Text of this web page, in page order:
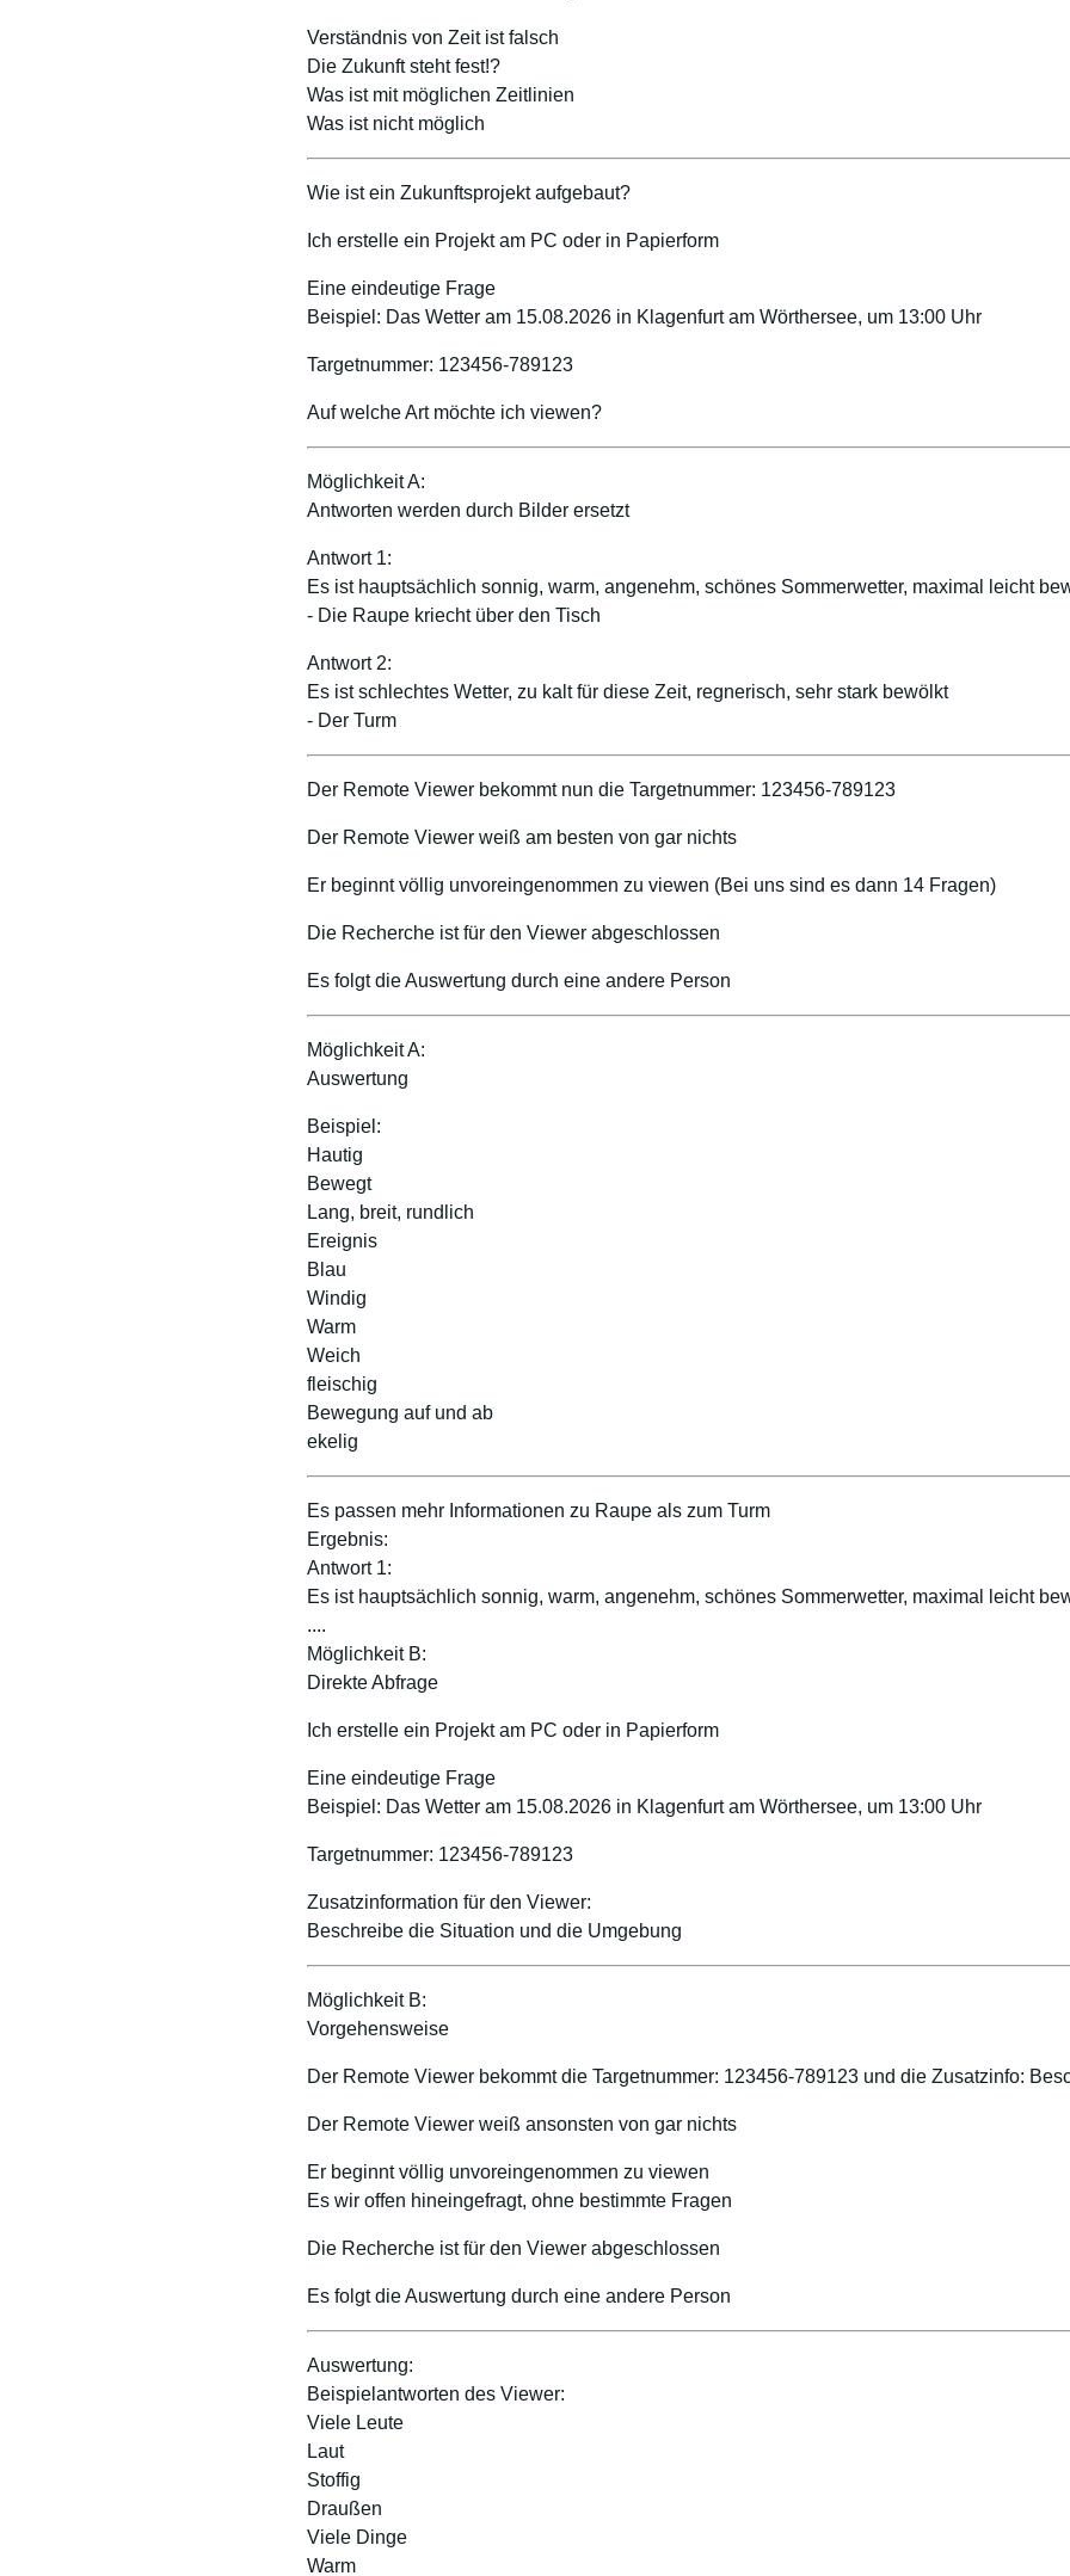
Verständnis von Zeit ist falsch
Die Zukunft steht fest!?
Was ist mit möglichen Zeitlinien
Was ist nicht möglich
Wie ist ein Zukunftsprojekt aufgebaut?
Ich erstelle ein Projekt am PC oder in Papierform
Eine eindeutige Frage
Beispiel: Das Wetter am 15.08.2026 in Klagenfurt am Wörthersee, um 13:00 Uhr
Targetnummer: 123456-789123
Auf welche Art möchte ich viewen?
Möglichkeit A:
Antworten werden durch Bilder ersetzt
Antwort 1:
Es ist hauptsächlich sonnig, warm, angenehm, schönes Sommerwetter, maximal leicht
- Die Raupe kriecht über den Tisch
Antwort 2:
Es ist schlechtes Wetter, zu kalt für diese Zeit, regnerisch, sehr stark bewölkt
- Der Turm
Der Remote Viewer bekommt nun die Targetnummer: 123456-789123
Der Remote Viewer weiß am besten von gar nichts
Er beginnt völlig unvoreingenommen zu viewen (Bei uns sind es dann 14 Fragen)
Die Recherche ist für den Viewer abgeschlossen
Es folgt die Auswertung durch eine andere Person
Möglichkeit A:
Auswertung
Beispiel:
Hautig
Bewegt
Lang, breit, rundlich
Ereignis
Blau
Windig
Warm
Weich
fleischig
Bewegung auf und ab
ekelig
Es passen mehr Informationen zu Raupe als zum Turm
Ergebnis:
Antwort 1:
Es ist hauptsächlich sonnig, warm, angenehm, schönes Sommerwetter, maximal leicht
....
Möglichkeit B:
Direkte Abfrage
Ich erstelle ein Projekt am PC oder in Papierform
Eine eindeutige Frage
Beispiel: Das Wetter am 15.08.2026 in Klagenfurt am Wörthersee, um 13:00 Uhr
Targetnummer: 123456-789123
Zusatzinformation für den Viewer:
Beschreibe die Situation und die Umgebung
Möglichkeit B:
Vorgehensweise
Der Remote Viewer bekommt die Targetnummer: 123456-789123 und die Zusatzinfo:
Der Remote Viewer weiß ansonsten von gar nichts
Er beginnt völlig unvoreingenommen zu viewen
Es wir offen hineingefragt, ohne bestimmte Fragen
Die Recherche ist für den Viewer abgeschlossen
Es folgt die Auswertung durch eine andere Person
Auswertung:
Beispielantworten des Viewer:
Viele Leute
Laut
Stoffig
Draußen
Viele Dinge
Warm